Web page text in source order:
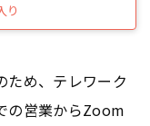
り
ため、テレワーク
の営業からZoom